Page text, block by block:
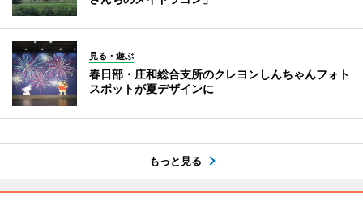
見る・遊ぶ
春日部・庄和総合支所のクレヨンしんちゃんフォト
スポットが夏デザインに
もっと見る